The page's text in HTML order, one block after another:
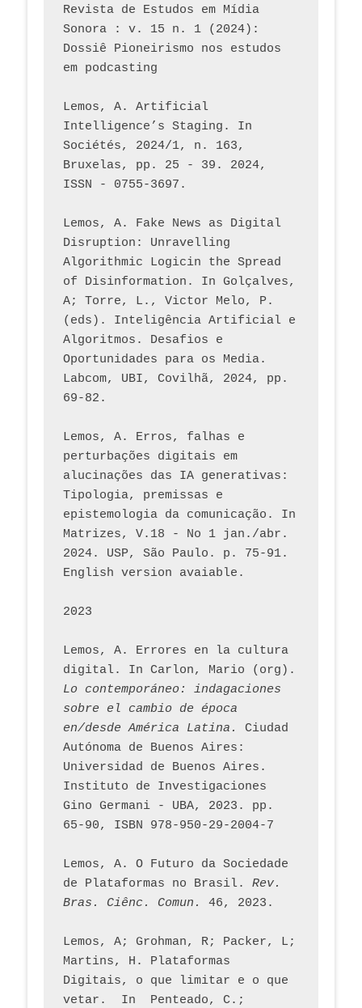
Revista de Estudos em Mídia
Sonora : v. 15 n. 1 (2024):
Dossiê Pioneirismo nos estudos
em podcasting
Lemos, A. Artificial
Intelligence’s Staging. In
Sociétés, 2024/1, n. 163,
Bruxelas, pp. 25 - 39. 2024,
ISSN - 0755-3697.
Lemos, A. Fake News as Digital
Disruption: Unravelling
Algorithmic Logicin the Spread
of Disinformation. In Golçalves,
A; Torre, L., Victor Melo, P.
(eds). Inteligência Artificial e
Algoritmos. Desafios e
Oportunidades para os Media.
Labcom, UBI, Covilhã, 2024, pp.
69-82.
Lemos, A. Erros, falhas e
perturbações digitais em
alucinações das IA generativas:
Tipologia, premissas e
epistemologia da comunicação. In
Matrizes, V.18 - No 1 jan./abr.
2024. USP, São Paulo. p. 75-91.
English version avaiable.
2023
Lemos, A. Errores en la cultura
Lo contemporáneo: indagaciones
sobre el cambio de época
en/desde América Latina.
Ciudad
Autónoma de Buenos Aires:
Universidad de Buenos Aires.
Instituto de Investigaciones
Gino Germani - UBA, 2023. pp.
65-90, ISBN 978-950-29-2004-7
Lemos, A. O Futuro da Sociedade
de Plataformas no Brasil. Rev.
Bras. Ciênc. Comun.
Lemos, A; Grohman, R; Packer, L;
Martins, H. Plataformas
Digitais, o que limitar e o que
vetar.  In  Penteado, C.;